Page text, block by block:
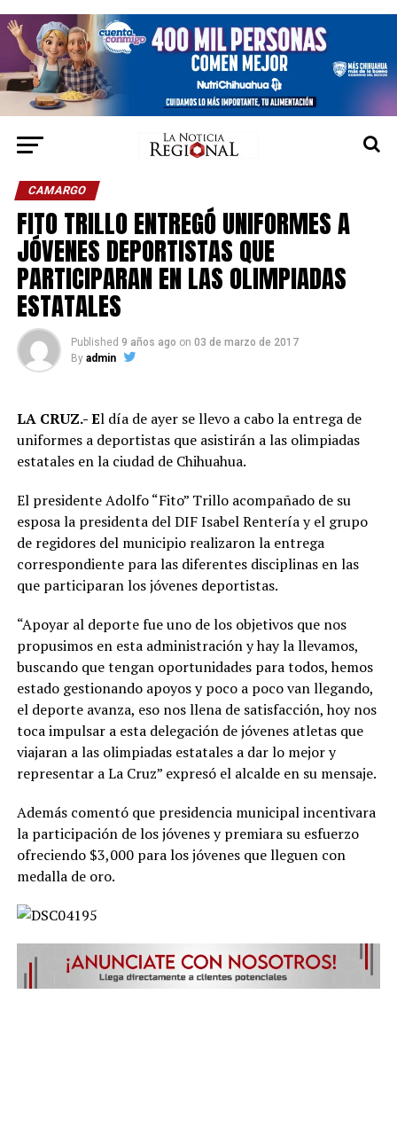
CAMARGO
FITO TRILLO ENTREGÓ UNIFORMES A
JÓVENES DEPORTISTAS QUE
PARTICIPARAN EN LAS OLIMPIADAS
ESTATALES
Published 9 años ago on 03 de marzo de 2017
By admin
LA CRUZ.- El día de ayer se llevo a cabo la entrega de
uniformes a deportistas que asistirán a las olimpiadas
estatales en la ciudad de Chihuahua.
El presidente Adolfo “Fito” Trillo acompañado de su
esposa la presidenta del DIF Isabel Rentería y el grupo
de regidores del municipio realizaron la entrega
correspondiente para las diferentes disciplinas en las
que participaran los jóvenes deportistas.
“Apoyar al deporte fue uno de los objetivos que nos
propusimos en esta administración y hay la llevamos,
buscando que tengan oportunidades para todos, hemos
estado gestionando apoyos y poco a poco van llegando,
el deporte avanza, eso nos llena de satisfacción, hoy nos
toca impulsar a esta delegación de jóvenes atletas que
viajaran a las olimpiadas estatales a dar lo mejor y
representar a La Cruz” expresó el alcalde en su mensaje.
Además comentó que presidencia municipal incentivara
la participación de los jóvenes y premiara su esfuerzo
ofreciendo $3,000 para los jóvenes que lleguen con
medalla de oro.